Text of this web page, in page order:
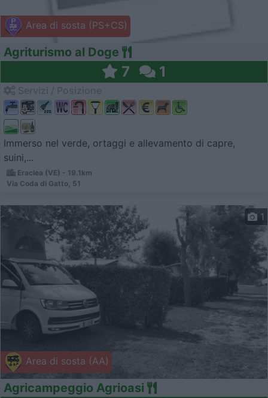
Area di sosta (PS+CS)
Agriturismo al Doge
7 1
Immerso nel verde, ortaggi e allevamento di capre,
suini,...
Eraclea (VE) - 19.1km
Via Coda di Gatto, 51
Area di sosta (AA)
1
Agricampeggio Agrioasi